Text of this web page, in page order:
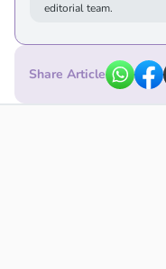
editorial team.
Share Article